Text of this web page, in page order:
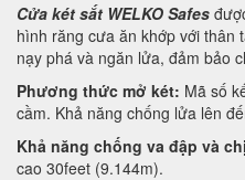
Cửa két sắt WELKO Safes
hình răng cưa ăn khớp với thân
nạy phá và ngăn lửa, đảm bảo
Phương thức mở két: Mã số
cầm. Khả năng chống lửa lên
Khả năng chống va đập và
cao 30feet (9.144m).